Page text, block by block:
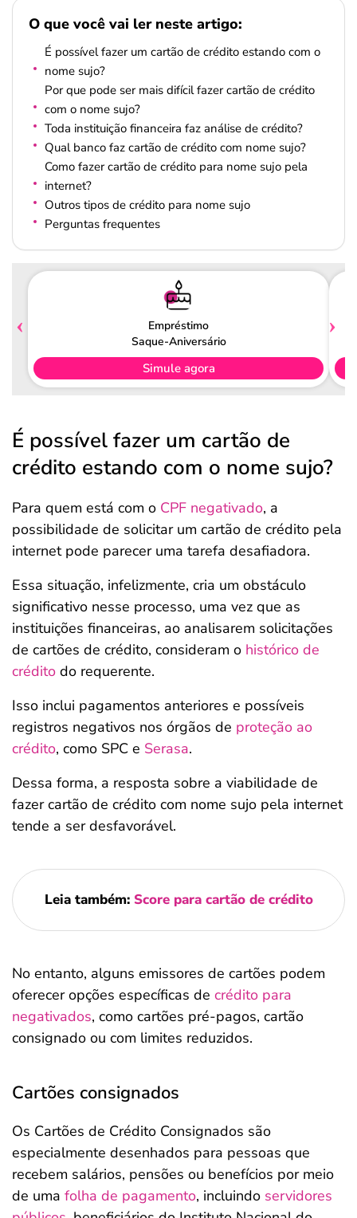
O que você vai ler neste artigo:
É possível fazer um cartão de crédito estando com o
nome sujo?
Por que pode ser mais difícil fazer cartão de crédito
com o nome sujo?
Toda instituição financeira faz análise de crédito?
Qual banco faz cartão de crédito com nome sujo?
Como fazer cartão de crédito para nome sujo pela
internet?
Outros tipos de crédito para nome sujo
Perguntas frequentes
Empréstimo
Saque-Aniversário
Simule agora
É possível fazer um cartão de
crédito estando com o nome sujo?
Para quem está com o CPF negativado, a
possibilidade de solicitar um cartão de crédito pela
internet pode parecer uma tarefa desafiadora.
Essa situação, infelizmente, cria um obstáculo
significativo nesse processo, uma vez que as
instituições financeiras, ao analisarem solicitações
de cartões de crédito, consideram o histórico de
crédito do requerente.
Isso inclui pagamentos anteriores e possíveis
registros negativos nos órgãos de proteção ao
crédito, como SPC e Serasa.
Dessa forma, a resposta sobre a viabilidade de
fazer cartão de crédito com nome sujo pela internet
tende a ser desfavorável.
Leia também: Score para cartão de crédito
No entanto, alguns emissores de cartões podem
oferecer opções específicas de crédito para
negativados, como cartões pré-pagos, cartão
consignado ou com limites reduzidos.
Cartões consignados
Os Cartões de Crédito Consignados são
especialmente desenhados para pessoas que
recebem salários, pensões ou benefícios por meio
de uma folha de pagamento, incluindo servidores